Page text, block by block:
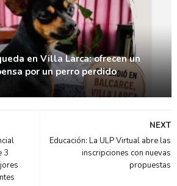
en Villa Larca: ofrecen un
por un perro perdido
NEXT
Educación: La ULP Virtual abre las
inscripciones con nuevas
propuestas
3